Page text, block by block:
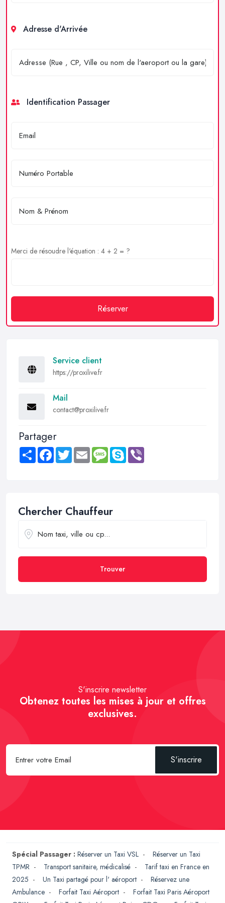
Adresse d'Arrivée
Identification Passager
Merci de résoudre l'équation : 4 + 2 = ?
Réserver
Service client
https://proxilive.fr
Mail
contact@proxilive.fr
Partager
Share FacebookTwitter Email MessageSkype
Chercher Chauffeur
Trouver
S'inscrire newsletter
Obtenez toutes les mises à jour et offres
exclusives.
S'inscrire
Spécial Passager : Réserver un Taxi VSL - Réserver un Taxi
TPMR - Transport sanitaire, médicalisé - Tarif taxi en France en
2025 - Un Taxi partagé pour l' aéroport - Réservez une
Ambulance - Forfait Taxi Aéroport - Forfait Taxi Paris Aéroport